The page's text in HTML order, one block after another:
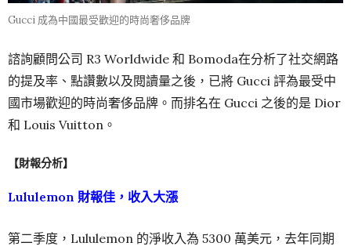
Gucci 成為中國最受歡迎的時尚奢侈品牌
諮詢顧問公司 R3 Worldwide 和 Bomoda在分析了社交網路
的提及率、點讚數以及閱讀量之後，已將 Gucci 評為最受中
國市場歡迎的時尚奢侈品牌。而排名在 Gucci 之後的是 Dior
和 Louis Vuitton。
【財報分析】
Lululemon 財報佳， 收入大漲
第二季度，Lululemon 的淨收入為 5300 萬美元，去年同期